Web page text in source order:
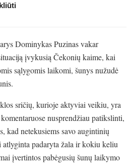
Dominykas Puzinas vakar
įvykusią Čekonių kaime, kai
sąlygomis laikomi, šunys nužudė
sričių, kurioje aktyviai veikiu, yra
nusprendžiau patikslinti,
kad netekusiems savo augintinių
padaryta žala ir kokiu keliu
įvertintos pabėgusių šunų laikymo